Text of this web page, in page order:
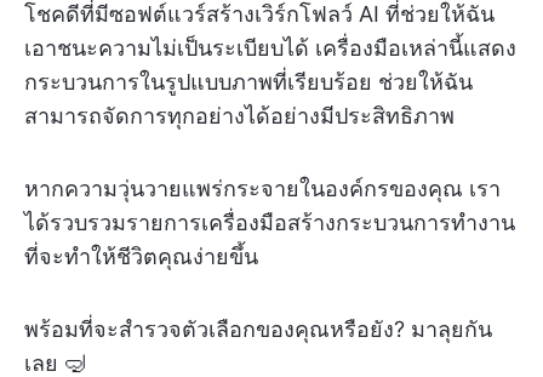
โชคดีที่มีซอฟต์แวร์สร้างเวิร์กโฟลว์ AI ที่ช่วยให้ฉัน
เอาชนะความไม่เป็นระเบียบได้ เครื่องมือเหล่านี้แสดง
กระบวนการในรูปแบบภาพที่เรียบร้อย ช่วยให้ฉัน
สามารถจัดการทุกอย่างได้อย่างมีประสิทธิภาพ
หากความวุ่นวายแพร่กระจายในองค์กรของคุณ เรา
ได้รวบรวมรายการเครื่องมือสร้างกระบวนการทำงาน
ที่จะทำให้ชีวิตคุณง่ายขึ้น
พร้อมที่จะสำรวจตัวเลือกของคุณหรือยัง? มาลุยกัน
เลย 🤿